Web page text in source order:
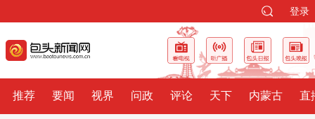
登录
推荐 要闻 视界 问政 评论 天下 内蒙古 直